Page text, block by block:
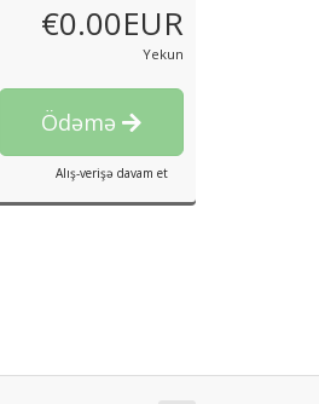
€0.00EUR
Yekun
Ödəmə
Alış-verişə davam et